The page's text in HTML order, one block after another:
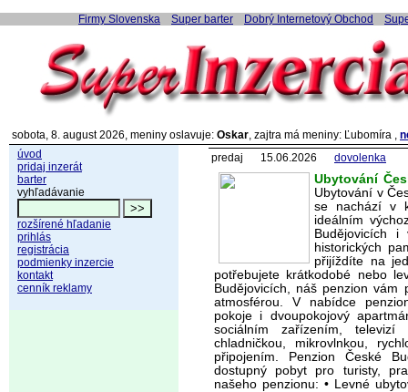
Firmy Slovenska Super barter Dobrý Internetový Obchod
sobota, 8. august 2026, meniny oslavuje: Oskar, zajtra má meniny: Ľubomíra ,
úvod
pridaj inzerát
barter
vyhľadávanie
rozšírené hľadanie
prihlás
registrácia
podmienky inzercie
kontakt
cenník reklamy
predaj 15.06.2026 dovolenka
Ubytování
Ubytování v
se nachází v
ideálním
Budějovicích i
historických
přijíždíte na
potřebujete krátkodobé nebo
Budějovicích, náš penzion vám
atmosférou. V nabídce
pokoje i dvoupokojový
sociálním zařízením, televizí
chladničkou, mikrovlnkou,
připojením. Penzion České
dostupný pobyt pro turisty,
našeho penzionu: • Levné